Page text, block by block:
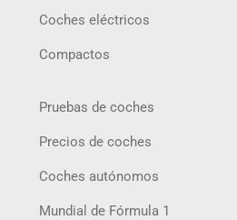
Coches eléctricos
Compactos
Pruebas de coches
Precios de coches
Coches autónomos
Mundial de Fórmula 1